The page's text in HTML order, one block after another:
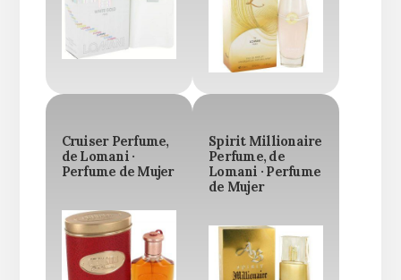
Cruiser Perfume,
de Lomani ·
Perfume de Mujer
Spirit Millionaire
Perfume, de
Lomani · Perfume
de Mujer